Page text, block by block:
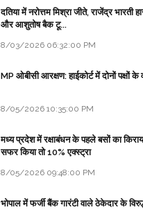
दतिया में नरोत्तम मिश्रा जीते, राजेंद्र भारती
और आशुतोष बैक टू...
8/03/2026 06:32:00 PM
MP ओबीसी आरक्षण: हाईकोर्ट में दोनों पक्षों के
8/05/2026 10:35:00 PM
मध्य प्रदेश में रक्षाबंधन के पहले बसों का
सफर किया तो 10% एक्स्ट्रा
8/05/2026 09:48:00 PM
भोपाल में फर्जी बैंक गारंटी वाले ठेकेदार के